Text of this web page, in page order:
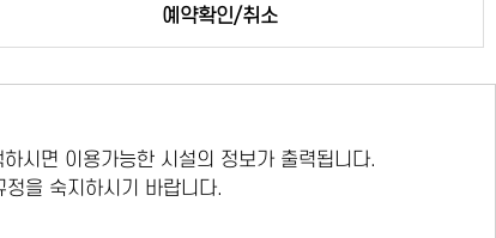
예약확인/취소
시면 이용가능한 시설의 정보가 출력됩니다.
을 숙지하시기 바랍니다.